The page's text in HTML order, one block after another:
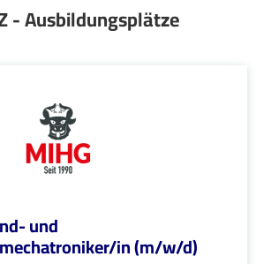
- Ausbildungsplätze
und
in (m/w/d)